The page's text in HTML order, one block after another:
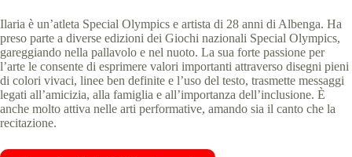
Ilaria è un’atleta Special Olympics e artista di 28 anni di Albenga. Ha
preso parte a diverse edizioni dei Giochi nazionali Special Olympics,
gareggiando nella pallavolo e nel nuoto. La sua forte passione per
l’arte le consente di esprimere valori importanti attraverso disegni pieni
di colori vivaci, linee ben definite e l’uso del testo, trasmette messaggi
legati all’amicizia, alla famiglia e all’importanza dell’inclusione. È
anche molto attiva nelle arti performative, amando sia il canto che la
recitazione.